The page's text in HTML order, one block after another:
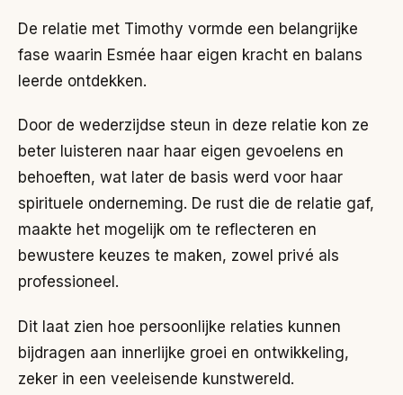
De relatie met Timothy vormde een belangrijke
fase waarin Esmée haar eigen kracht en balans
leerde ontdekken.
Door de wederzijdse steun in deze relatie kon ze
beter luisteren naar haar eigen gevoelens en
behoeften, wat later de basis werd voor haar
spirituele onderneming. De rust die de relatie gaf,
maakte het mogelijk om te reflecteren en
bewustere keuzes te maken, zowel privé als
professioneel.
Dit laat zien hoe persoonlijke relaties kunnen
bijdragen aan innerlijke groei en ontwikkeling,
zeker in een veeleisende kunstwereld.